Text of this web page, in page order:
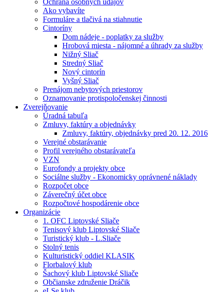
Ochrana osobných údajov
Ako vybavíte
Formuláre a tlačivá na stiahnutie
Cintoríny
Dom nádeje - poplatky za služby
Hrobová miesta - nájomné a úhrady za služby
Nižný Sliač
Stredný Sliač
Nový cintorín
Vyšný Sliač
Prenájom nebytových priestorov
Oznamovanie protispoločenskej činnosti
Zverejňovanie
Úradná tabuľa
Zmluvy, faktúry a objednávky
Zmluvy, faktúry, objednávky pred 20. 12. 2016
Verejné obstarávanie
Profil verejného obstarávateľa
VZN
Eurofondy a projekty obce
Sociálne služby - Ekonomicky oprávnené náklady
Rozpočet obce
Záverečný účet obce
Rozpočtové hospodárenie obce
Organizácie
1. OFC Liptovské Sliače
Tenisový klub Liptovské Sliače
Turistický klub - L.Sliače
Stolný tenis
Kulturistický oddiel KLASIK
Florbalový klub
Šachový klub Liptovské Sliače
Občianske združenie Dráčik